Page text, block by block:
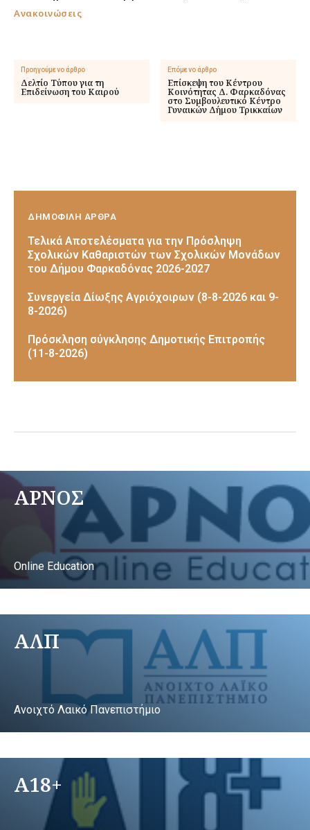
Ανακοινώσεις
Προηγούμενο άρθρο
Δελτίο Τύπου για τη
Επιδείνωση του Καιρού
Επόμενο άρθρο
Επίσκεψη του Κέντρου
Κοινότητας Δ. Φαρκαδόνας
στο Συμβουλευτικό Κέντρο
Γυναικών Δήμου Τρικκαίων
ΔΗΜΟΦΙΛΗ ΑΡΘΡΑ
Τελικά Αποτελέσματα για την Πρόσληψη
Σχολικών Καθαριστών των Σχολικών Μονάδων
του Δήμου Φαρκαδόνας 2026-2027
Συνεργεία Δίωξης Αγριόχοιρων (8-8-2026 και 9-
8-2026)
Πρόσκληση σύγκλησης Δημοτικής Επιτροπής
(11-8-2026)
ΑΡΝΟΣ
Online Education
ΑΛΠ
Ανοιχτό Λαικό Πανεπιστήμιο
A18+